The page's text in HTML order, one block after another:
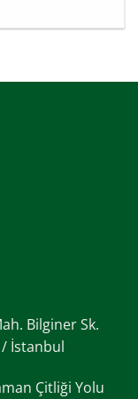
Bilginer Sk.
İstanbul
Çitliği Yolu